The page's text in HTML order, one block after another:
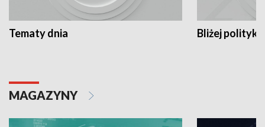
Tematy dnia Bliżej polityki
MAGAZYNY